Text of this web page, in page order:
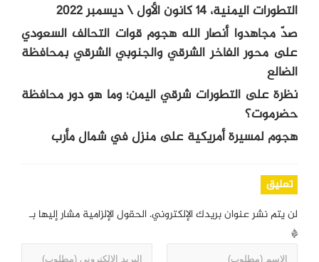
التطورات اليمنية، 14 كانون الأول \ ديسمبر 2022
صدّ مجاهدوا أنصار الله هجوم قوات التحالف السعودي
على محور الفاخر الشرقي والجنوبي الشرقي بمحافظة
الضالع
نظرة على التطورات شرقي اليمن؛ وما هو دور محافظة
حضرموت؟
هجوم لمسيرة أمريكية على منزل في شمال مأرب
تعليق
لن يتم نشر عنوان بريدك الإلكتروني. الحقول الإلزامية مشار إليها بـ
*